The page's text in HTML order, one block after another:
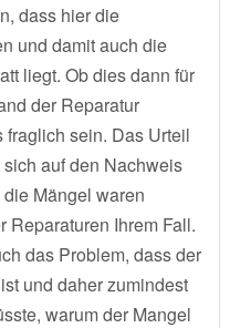
dass hier die
und damit auch die
liegt. Ob dies dann für
der Reparatur
sein. Das Urteil
auf den Nachweis
Mängel waren
Reparaturen Ihrem Fall.
das Problem, dass der
und daher zumindest
warum der Mangel